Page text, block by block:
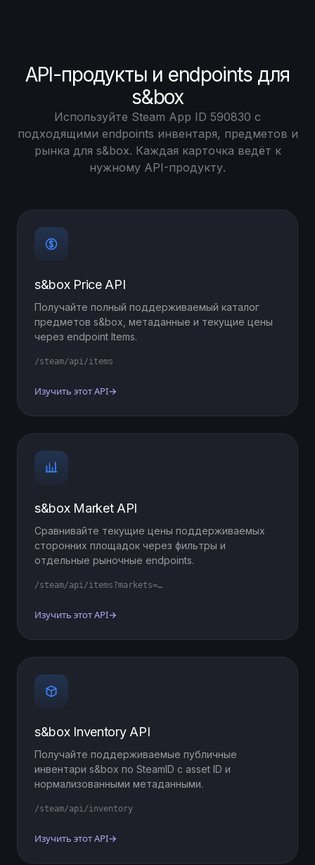
API-продукты и endpoints для
s&box
Используйте Steam App ID 590830 с
подходящими endpoints инвентаря, предметов и
рынка для s&box. Каждая карточка ведёт к
нужному API-продукту.
s&box Price API
Получайте полный поддерживаемый каталог
предметов s&box, метаданные и текущие цены
через endpoint Items.
/steam/api/items
Изучить этот API→
s&box Market API
Сравнивайте текущие цены поддерживаемых
сторонних площадок через фильтры и
отдельные рыночные endpoints.
/steam/api/items?markets=…
Изучить этот API→
s&box Inventory API
Получайте поддерживаемые публичные
инвентари s&box по SteamID с asset ID и
нормализованными метаданными.
/steam/api/inventory
Изучить этот API→